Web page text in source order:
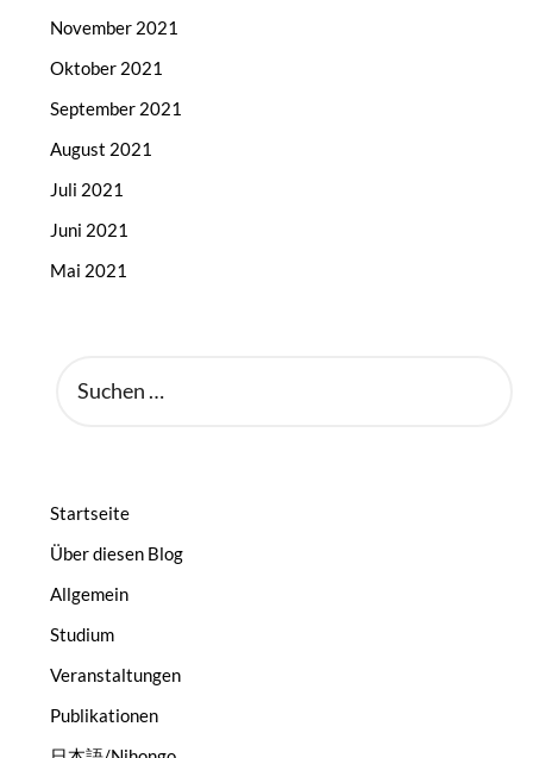
November 2021
Oktober 2021
September 2021
August 2021
Juli 2021
Juni 2021
Mai 2021
NACH:
Startseite
Über diesen Blog
Allgemein
Studium
Veranstaltungen
Publikationen